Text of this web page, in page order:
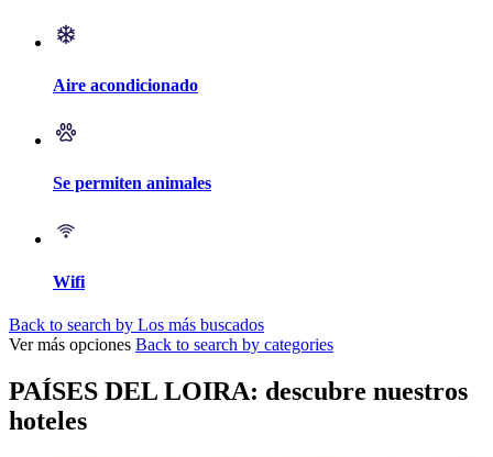
Aire acondicionado
Se permiten animales
Wifi
Back to search by Los más buscados
Ver más opciones Back to search by categories
PAÍSES DEL LOIRA: descubre nuestros
hoteles